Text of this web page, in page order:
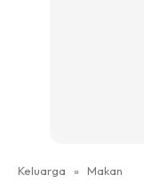
Keluarga » Makan